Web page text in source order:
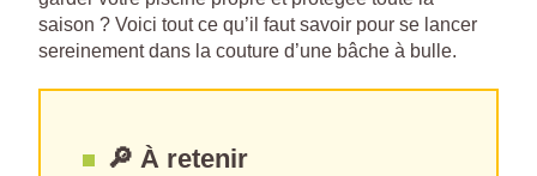
saison ? Voici tout ce qu’il faut savoir pour se lancer
sereinement dans la couture d’une bâche à bulle.
🔎 À retenir